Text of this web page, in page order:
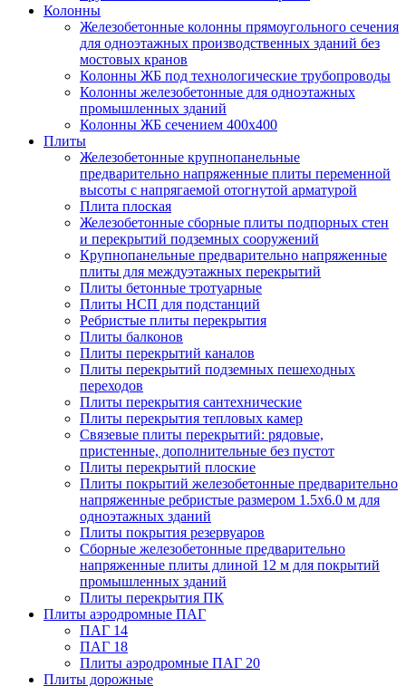
Колонны
Железобетонные колонны прямоугольного сечения
для одноэтажных производственных зданий без
мостовых кранов
Колонны ЖБ под технологические трубопроводы
Колонны железобетонные для одноэтажных
промышленных зданий
Колонны ЖБ сечением 400х400
Плиты
Железобетонные крупнопанельные
предварительно напряженные плиты переменной
высоты с напрягаемой отогнутой арматурой
Плита плоская
Железобетонные сборные плиты подпорных стен
и перекрытий подземных сооружений
Крупнопанельные предварительно напряженные
плиты для междуэтажных перекрытий
Плиты бетонные тротуарные
Плиты НСП для подстанций
Ребристые плиты перекрытия
Плиты балконов
Плиты перекрытий каналов
Плиты перекрытий подземных пешеходных
переходов
Плиты перекрытия сантехнические
Плиты перекрытия тепловых камер
Связевые плиты перекрытий: рядовые,
пристенные, дополнительные без пустот
Плиты перекрытий плоские
Плиты покрытий железобетонные предварительно
напряженные ребристые размером 1.5х6.0 м для
одноэтажных зданий
Плиты покрытия резервуаров
Сборные железобетонные предварительно
напряженные плиты длиной 12 м для покрытий
промышленных зданий
Плиты перекрытия ПК
Плиты аэродромные ПАГ
ПАГ 14
ПАГ 18
Плиты аэродромные ПАГ 20
Плиты дорожные